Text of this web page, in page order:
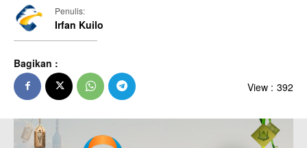
Penulis:
Irfan Kuilo
Bagikan :
View : 392